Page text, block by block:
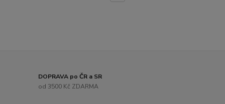
DOPRAVA po ČR a SR
od 3500 Kč ZDARMA